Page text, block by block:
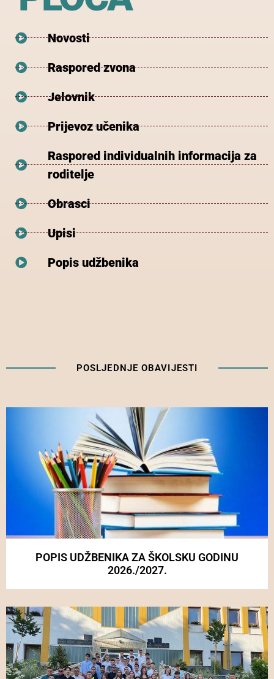
Novosti
Raspored zvona
Jelovnik
Prijevoz učenika
Raspored individualnih informacija za
roditelje
Obrasci
Upisi
Popis udžbenika
POSLJEDNJE OBAVIJESTI
POPIS UDŽBENIKA ZA ŠKOLSKU GODINU
2026./2027.